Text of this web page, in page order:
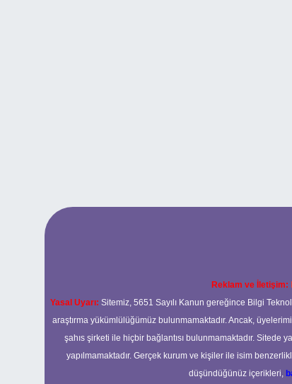
Reklam ve İletişim:
Yasal Uyarı: Sitemiz, 5651 Sayılı Kanun gereğince Bilgi
araştırma yükümlülüğümüz bulunmamaktadır. Ancak,
şahıs şirketi ile hiçbir bağlantısı bulunmamaktadır. Sitede
yapılmamaktadır. Gerçek kurum ve kişiler ile isim
düşündüğünüz içerikleri,